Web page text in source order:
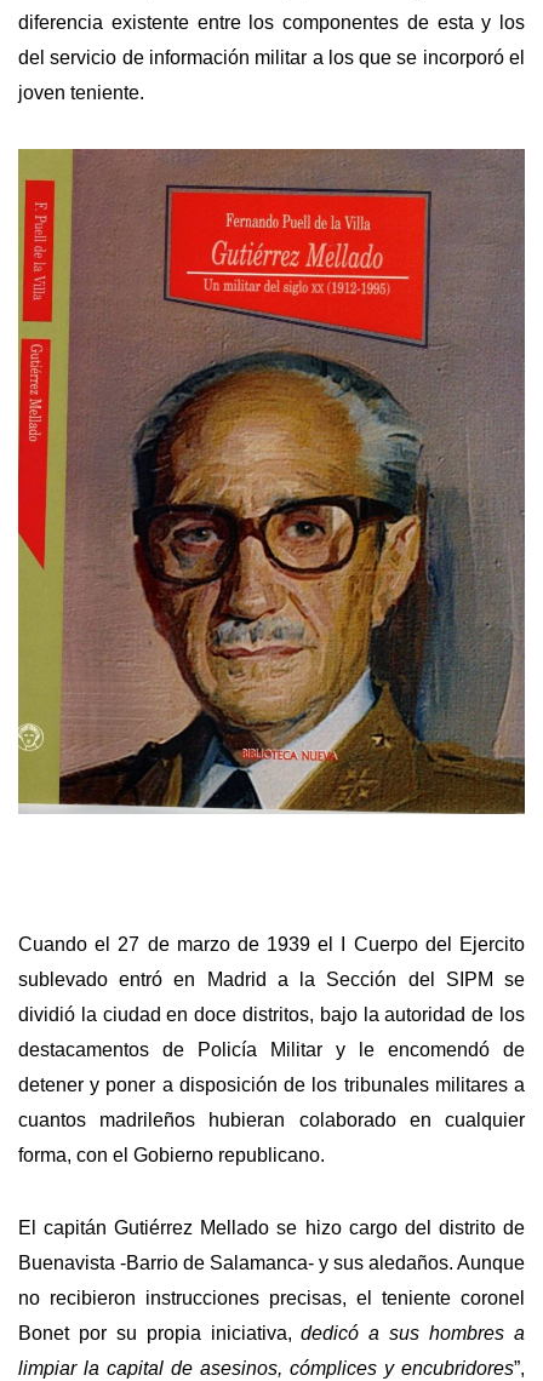
diferencia existente entre los componentes de esta y los
del servicio de información militar a los que se incorporó el
joven teniente.
Cuando el 27 de marzo de 1939 el I Cuerpo del Ejercito
sublevado entró en Madrid a la Sección del SIPM se
dividió la ciudad en doce distritos, bajo la autoridad de los
destacamentos de Policía Militar y le encomendó de
detener y poner a disposición de los tribunales militares a
cuantos madrileños hubieran colaborado en cualquier
forma, con el Gobierno republicano.
El capitán Gutiérrez Mellado se hizo cargo del distrito de
Buenavista -Barrio de Salamanca- y sus aledaños. Aunque
no recibieron instrucciones precisas, el teniente coronel
Bonet por su propia iniciativa,dedicó a sus hombres a
limpiar la capital de asesinos, cómplices y encubridores”,